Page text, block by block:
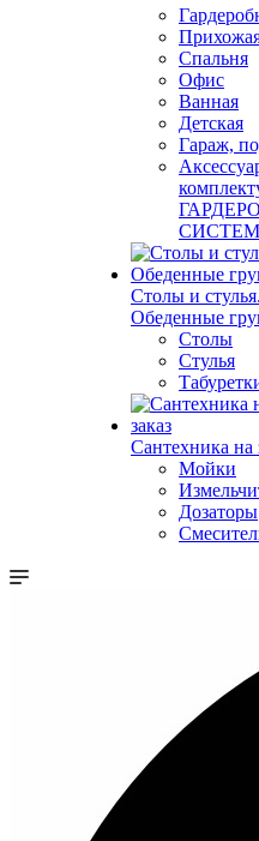
Спальня
Офис
Ванная
Детская
Гараж,
Столы и стулья.
Обеденные
Столы
Стулья
Сантехника на
Мойки
Дозаторы